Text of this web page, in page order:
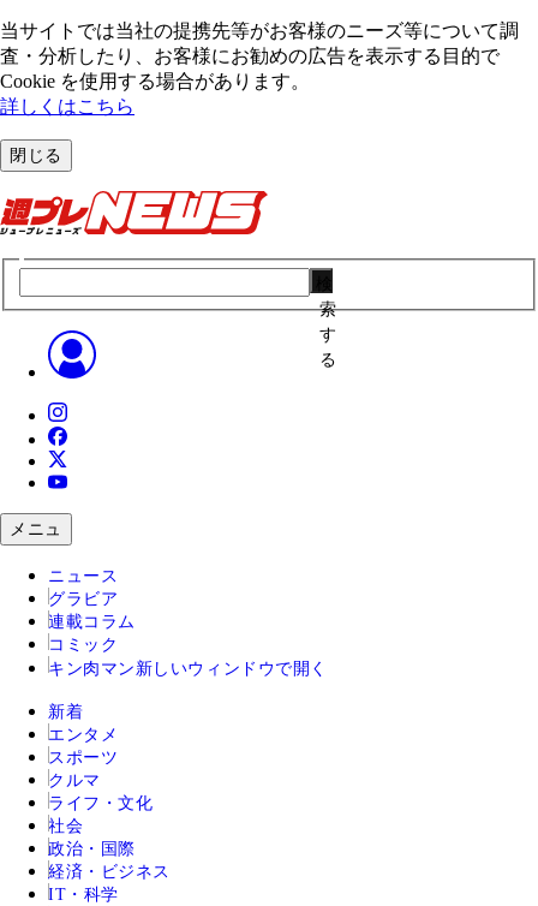
当サイトでは当社の提携先等がお客様のニーズ等について調
査・分析したり、お客様にお勧めの広告を表⽰する⽬的で
Cookie を使⽤する場合があります。
詳しくはこちら
閉じる
索
す
る
メニュ
ニュース
グラビア
連載コラム
コミック
キン肉マン 新しいウィンドウで開く
新着
エンタメ
スポーツ
クルマ
ライフ・文化
社会
政治・国際
経済・ビジネス
IT・科学